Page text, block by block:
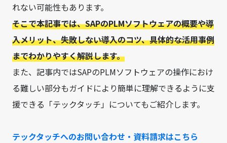
れない可能性もあります。
そこで本記事では、SAPのPLMソフトウェアの概要や導
入メリット、失敗しない導入のコツ、具体的な活用事例
までわかりやすく解説します。
また、記事内ではSAPのPLMソフトウェアの操作におけ
る難しい部分もガイドにより簡単に理解できるように支
援できる「テックタッチ」についてもご紹介します。
テックタッチへのお問い合わせ・資料請求はこちら